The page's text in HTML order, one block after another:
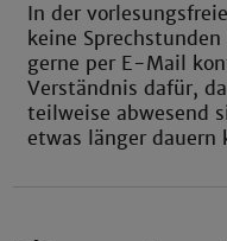
In der
keine
gerne per E-Mail
Verständnis dafür,
teilweise abwesend
etwas länger dauern